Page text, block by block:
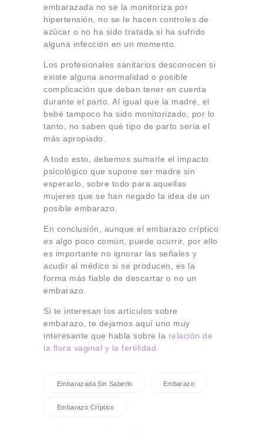
embarazada no se la monitoriza por
hipertensión, no se le hacen controles de
azúcar o no ha sido tratada si ha sufrido
alguna infección en un momento.
Los profesionales sanitarios desconocen si
existe alguna anormalidad o posible
complicación que deban tener en cuenta
durante el parto. Al igual que la madre, el
bebé tampoco ha sido monitorizado, por lo
tanto, no saben qué tipo de parto sería el
más apropiado.
A todo esto, debemos sumarle el impacto
psicológico que supone ser madre sin
esperarlo, sobre todo para aquellas
mujeres que se han negado la idea de un
posible embarazo.
En conclusión, aunque el embarazo críptico
es algo poco común, puede ocurrir, por ello
es importante no ignorar las señales y
acudir al médico si se producen, es la
forma más fiable de descartar o no un
embarazo.
Si te interesan los artículos sobre
embarazo, te dejamos aquí uno muy
interesante que habla sobre la relación de
la flora vaginal y la fertilidad.
Embarazada Sin Saberlo Embarazo
Embarazo Críptico